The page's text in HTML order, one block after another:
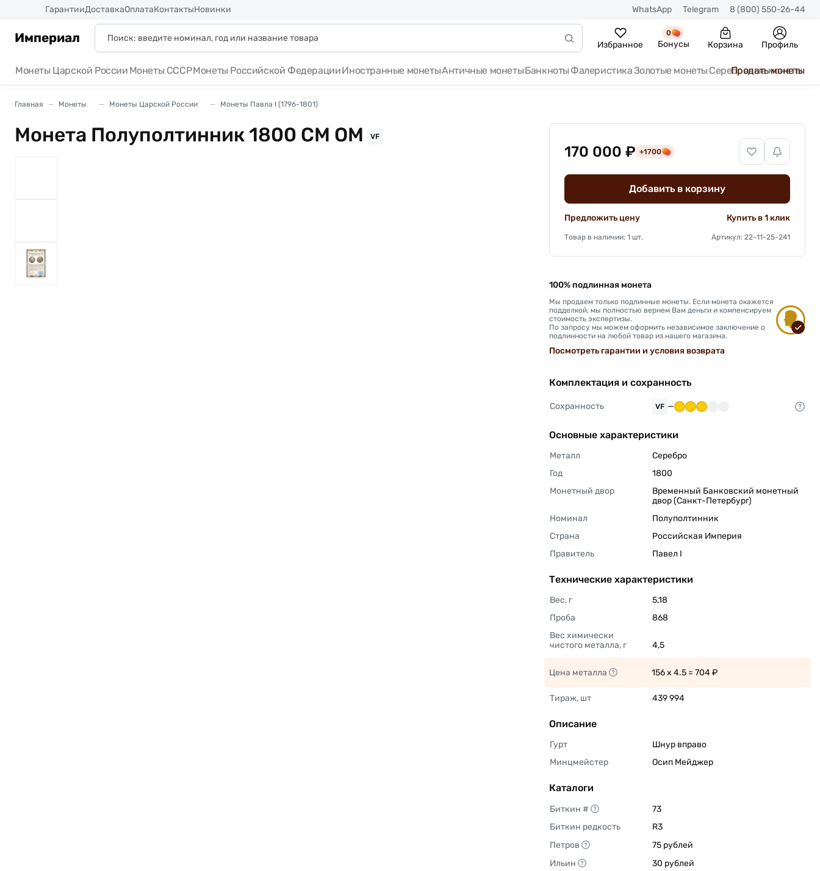
ГарантииДоставкаОплатаКонтактыНовинки WhatsApp Telegram 8 (800) 550-26-44
Империал Избранное
0
Бонусы Корзина Профиль
Монеты Царской России Монеты СССРМонеты Российской ФедерацииИностранные монетыАнтичные монетыБанкноты ФалеристикаЗолотые монеты Серебряные монеты
Продать монеты
Главная Монеты Монеты Царской России Монеты Павла I (1796-1801)
Монета Полуполтинник 1800 СМ ОМ VF
170 000 ₽ +1700
Добавить в корзину
Предложить цену Купить в 1 клик
Товар в наличии: 1 шт. Артикул: 22-11-25-241
100% подлинная монета
Мы продаем только подлинные монеты. Если монета окажется
подделкой, мы полностью вернем Вам деньги и компенсируем
стоимость экспертизы.
По запросу мы можем оформить независимое заключение о
подлинности на любой товар из нашего магазина.
Посмотреть гарантии и условия возврата
Комплектация и сохранность
Сохранность VF —
Основные характеристики
Металл
Серебро
Год
1800
Монетный двор
Временный Банковский монетный
двор (Санкт-Петербург)
Номинал
Полуполтинник
Страна
Российская Империя
Правитель
Павел I
Технические характеристики
Вес, г
5,18
Проба
868
Вес химически
чистого металла, г
4,5
Цена металла 156 x 4.5 = 704 ₽
Тираж, шт 439 994
Описание
Гурт
Шнур вправо
Минцмейстер
Осип Мейджер
Каталоги
Биткин #
73
Биткин редкость
R3
Петров
75 рублей
Ильин
30 рублей